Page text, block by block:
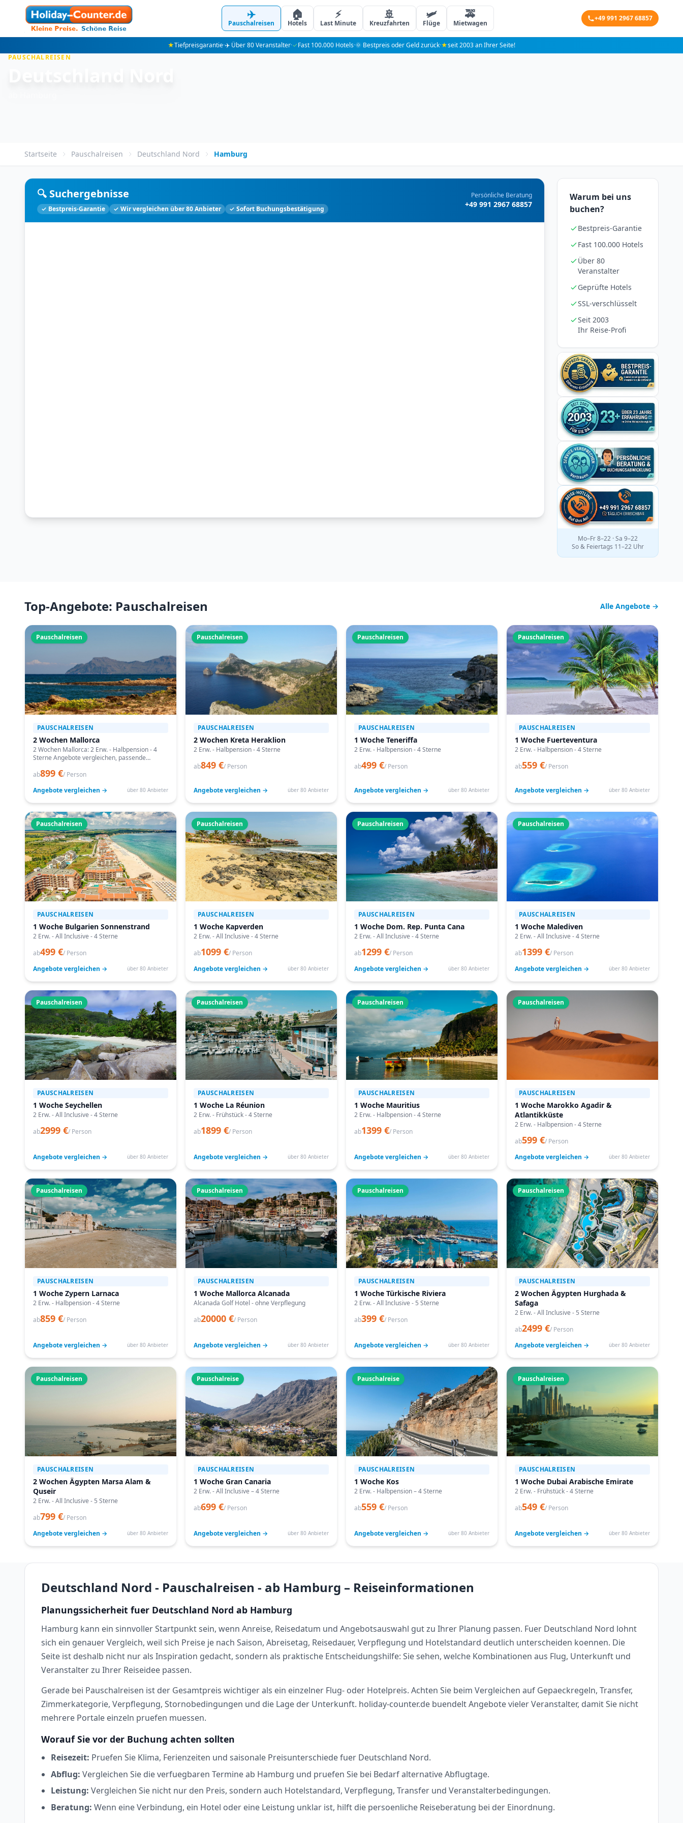
✈️
Pauschalreisen
🏠
Hotels
⚡
Last Minute
🚢
Kreuzfahrten
🛩️
Flüge
🚕
Mietwagen
+49 991 2967 68857
★Tiefpreisgarantie·✈️ Über 80 Veranstalter·✓Fast 100.000 Hotels·🌞 Bestpreis oder Geld zurück·★seit 2003 an Ihrer Seite!
PAUSCHALREISEN
Startseite Pauschalreisen Deutschland Nord Hamburg
🔍 Suchergebnisse
✓ Bestpreis-Garantie ✓ Wir vergleichen über 80 Anbieter ✓ Sofort Buchungsbestätigung
Persönliche Beratung
+49 991 2967 68857
Warum bei uns
buchen?
Bestpreis-Garantie
Fast 100.000 Hotels
Über 80
Veranstalter
Geprüfte Hotels
SSL-verschlüsselt
Seit 2003
Ihr Reise-Profi
Mo–Fr 8–22 · Sa 9–22
So & Feiertags 11–22 Uhr
Top-Angebote: Pauschalreisen Alle Angebote →
Pauschalreisen
PAUSCHALREISEN
2 Wochen Mallorca
2 Wochen Mallorca: 2 Erw. - Halbpension - 4
Sterne Angebote vergleichen, passende
buchen.
ab899 €/ Person
Angebote vergleichen →
über 80 Anbieter
Pauschalreisen
PAUSCHALREISEN
2 Wochen Kreta Heraklion
2 Erw. - Halbpension - 4 Sterne
ab849 €/ Person
Angebote vergleichen → über 80 Anbieter
Pauschalreisen
PAUSCHALREISEN
1 Woche Teneriffa
2 Erw. - Halbpension - 4 Sterne
ab499 €/ Person
Angebote vergleichen → über 80 Anbieter
Pauschalreisen
PAUSCHALREISEN
1 Woche Fuerteventura
2 Erw. - Halbpension - 4 Sterne
ab559 €/ Person
Angebote vergleichen → über 80 Anbieter
Pauschalreisen
PAUSCHALREISEN
1 Woche Bulgarien Sonnenstrand
2 Erw. - All Inclusive - 4 Sterne
ab499 €/ Person
Angebote vergleichen →
über 80 Anbieter
Pauschalreisen
PAUSCHALREISEN
1 Woche Kapverden
2 Erw. - All Inclusive - 4 Sterne
ab1099 €/ Person
Angebote vergleichen →
über 80 Anbieter
Pauschalreisen
PAUSCHALREISEN
1 Woche Dom. Rep. Punta Cana
2 Erw. - All Inclusive - 4 Sterne
ab1299 €/ Person
Angebote vergleichen →
über 80 Anbieter
Pauschalreisen
PAUSCHALREISEN
1 Woche Malediven
2 Erw. - All Inclusive - 4 Sterne
ab1399 €/ Person
Angebote vergleichen →
über 80 Anbieter
Pauschalreisen
PAUSCHALREISEN
1 Woche Seychellen
2 Erw. - All Inclusive - 4 Sterne
ab2999 €/ Person
Angebote vergleichen → über 80 Anbieter
Pauschalreisen
PAUSCHALREISEN
1 Woche La Réunion
2 Erw. - Frühstück - 4 Sterne
ab1899 €/ Person
Angebote vergleichen → über 80 Anbieter
Pauschalreisen
PAUSCHALREISEN
1 Woche Mauritius
2 Erw. - Halbpension - 4 Sterne
ab1399 €/ Person
Angebote vergleichen → über 80 Anbieter
Pauschalreisen
PAUSCHALREISEN
1 Woche Marokko Agadir &
Atlantikküste
2 Erw. - Halbpension - 4 Sterne
ab599 €/ Person
Angebote vergleichen →
über 80 Anbieter
Pauschalreisen
PAUSCHALREISEN
1 Woche Zypern Larnaca
2 Erw. - Halbpension - 4 Sterne
ab859 €/ Person
Angebote vergleichen → über 80 Anbieter
Pauschalreisen
PAUSCHALREISEN
1 Woche Mallorca Alcanada
Alcanada Golf Hotel - ohne Verpflegung
ab20000 €/ Person
Angebote vergleichen → über 80 Anbieter
Pauschalreisen
PAUSCHALREISEN
1 Woche Türkische Riviera
2 Erw. - All Inclusive - 5 Sterne
ab399 €/ Person
Angebote vergleichen → über 80 Anbieter
Pauschalreisen
PAUSCHALREISEN
2 Wochen Ägypten Hurghada &
Safaga
2 Erw. - All Inclusive - 5 Sterne
ab2499 €/ Person
Angebote vergleichen →
über 80 Anbieter
Pauschalreisen
PAUSCHALREISEN
2 Wochen Ägypten Marsa Alam &
Quseir
2 Erw. - All Inclusive - 5 Sterne
ab799 €/ Person
Angebote vergleichen →
über 80 Anbieter
Pauschalreise
PAUSCHALREISEN
1 Woche Gran Canaria
2 Erw. - All Inclusive – 4 Sterne
ab699 €/ Person
Angebote vergleichen → über 80 Anbieter
Pauschalreise
PAUSCHALREISEN
1 Woche Kos
2 Erw. - Halbpension – 4 Sterne
ab559 €/ Person
Angebote vergleichen → über 80 Anbieter
Pauschalreisen
PAUSCHALREISEN
1 Woche Dubai Arabische Emirate
2 Erw. - Frühstück - 4 Sterne
ab549 €/ Person
Angebote vergleichen → über 80 Anbieter
Deutschland Nord - Pauschalreisen - ab Hamburg – Reiseinformationen
Planungssicherheit fuer Deutschland Nord ab Hamburg
Hamburg kann ein sinnvoller Startpunkt sein, wenn Anreise, Reisedatum und Angebotsauswahl gut zu Ihrer Planung passen. Fuer Deutschland Nord lohnt
sich ein genauer Vergleich, weil sich Preise je nach Saison, Abreisetag, Reisedauer, Verpflegung und Hotelstandard deutlich unterscheiden koennen. Die
Seite ist deshalb nicht nur als Inspiration gedacht, sondern als praktische Entscheidungshilfe: Sie sehen, welche Kombinationen aus Flug, Unterkunft und
Veranstalter zu Ihrer Reiseidee passen.
Gerade bei Pauschalreisen ist der Gesamtpreis wichtiger als ein einzelner Flug- oder Hotelpreis. Achten Sie beim Vergleichen auf Gepaeckregeln, Transfer,
Zimmerkategorie, Verpflegung, Stornobedingungen und die Lage der Unterkunft. holiday-counter.de buendelt Angebote vieler Veranstalter, damit Sie nicht
mehrere Portale einzeln pruefen muessen.
Worauf Sie vor der Buchung achten sollten
Reisezeit: Pruefen Sie Klima, Ferienzeiten und saisonale Preisunterschiede fuer Deutschland Nord.
Abflug: Vergleichen Sie die verfuegbaren Termine ab Hamburg und pruefen Sie bei Bedarf alternative Abflugtage.
Leistung: Vergleichen Sie nicht nur den Preis, sondern auch Hotelstandard, Verpflegung, Transfer und Veranstalterbedingungen.
Beratung: Wenn eine Verbindung, ein Hotel oder eine Leistung unklar ist, hilft die persoenliche Reiseberatung bei der Einordnung.